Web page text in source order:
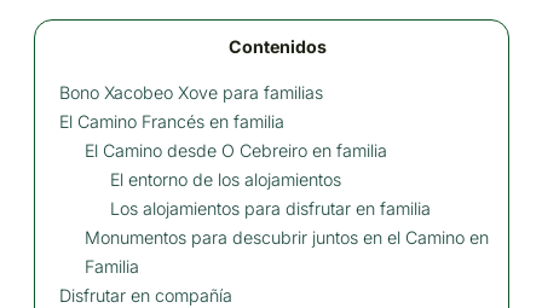
Contenidos
Bono Xacobeo Xove para familias
El Camino Francés en familia
El Camino desde O Cebreiro en familia
El entorno de los alojamientos
Los alojamientos para disfrutar en familia
Monumentos para descubrir juntos en el Camino en
Familia
Disfrutar en compañía